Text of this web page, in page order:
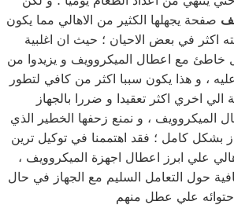
صفحة يجهلها الكثير من الاهالي مما يكون
اكثر في بعض الاحيان ؛ حيث ان اغلبية
خاطئ مع اعطال الميكروويف و يزيدوا من
، و هذا يكون سببا اكثر من كافي لتطور
الي اخري اكثر تعقيدا و ضررا بالجهاز
الميكروويف ، و نمنع زحفها الخطير الذي
بشكل كامل ؛ فقد اهتممنا في توكيل ترين
علي ابرز اعطال اجهزة الميكروويف ،
حول التعامل السليم مع الجهاز في حال
علي عطل منهم